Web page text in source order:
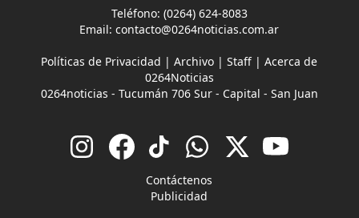
Teléfono: (0264) 624-8083
Email:contacto@0264noticias.com.ar
Políticas de Privacidad |Archivo |Staff |Acerca de
0264Noticias
0264noticias - Tucumán 706 Sur - Capital - San Juan
Contáctenos
Publicidad